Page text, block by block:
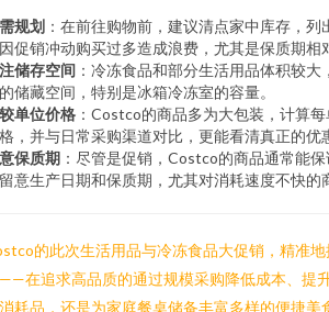
规划 ：在前往购物前，建议清点家中库存，
促销冲动购买过多造成浪费，尤其是保质期相
储存空间 ：冷冻食品和部分生活用品体积较
储藏空间，特别是冰箱冷冻室的容量。
单位价格 ：Costco的商品多为大包装，计算
，并与日常采购渠道对比，更能看清真正的优
保质期 ：尽管是促销，Costco的商品通常能
意生产日期和保质期，尤其对消耗速度不快的
的此次生活用品与冷冻食品大促销，精准
在追求高品质的通过规模采购降低成本、提
耗品，还是为家庭餐桌储备丰富多样的便捷美